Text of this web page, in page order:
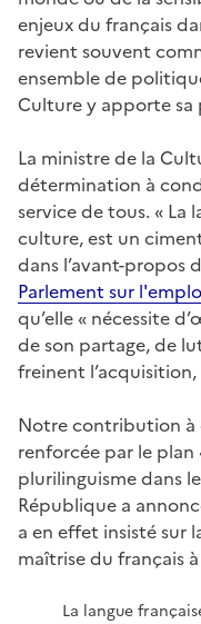
enjeux du français
revient souvent
ensemble de
Culture y apporte
La ministre de la
détermination à
service de tous. « La
culture, est un
dans l’avant-propos
Parlement sur
qu’elle « nécessite
de son partage, de
freinent l’acquisition,
Notre contribution à
renforcée par le plan
plurilinguisme dans
République a
a en effet insisté sur
maîtrise du français
La langue